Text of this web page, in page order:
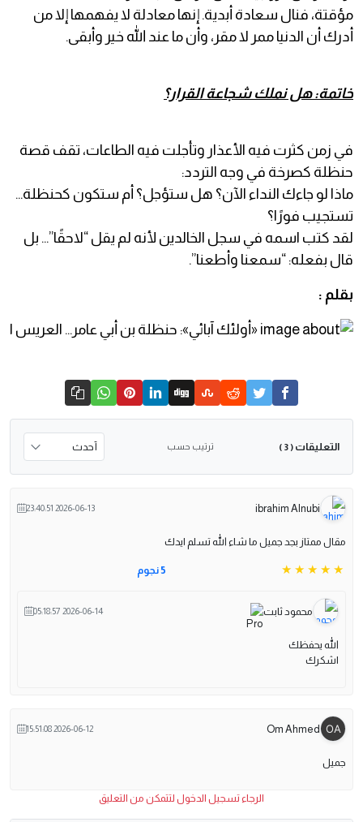
مؤقتة، فنال سعادة أبدية. إنها معادلة لا يفهمها إلا من
أدرك أن الدنيا ممر لا مقر، وأن ما عند الله خير وأبقى.
خاتمة: هل نملك شجاعة القرار؟
في زمن كثرت فيه الأعذار وتأجلت فيه الطاعات، تقف قصة
حنظلة كصرخة في وجه التردد:
ماذا لو جاءك النداء الآن؟ هل ستؤجل؟ أم ستكون كحنظلة…
تستجيب فورًا؟
لقد كتب اسمه في سجل الخالدين لأنه لم يقل “لاحقًا”… بل
قال بفعله: “سمعنا وأطعنا”.
بقلم :
التعليقات ( 3 ) ترتيب حسب
ibrahim Alnubi
2026-06-13 23:40:51
مقال ممتاز بجد جميل ما شاء الله تسلم ايدك
5 نجوم
محمود ثابت 2026-06-14 05:18:57
الله يحفظك
اشكرك
Om Ahmed
2026-06-12 15:51:08
جميل
الرجاء تسجيل الدخول لتتمكن من التعليق